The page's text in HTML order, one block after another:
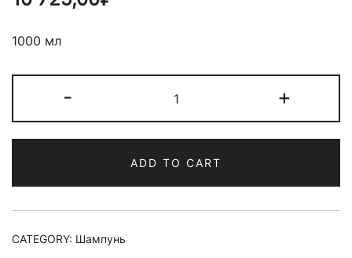
1000 мл
-
разглаживающий
LEBEL
SHAMPOO
SLEEK
quantity
+
ADD TO CART
CATEGORY: Шампунь